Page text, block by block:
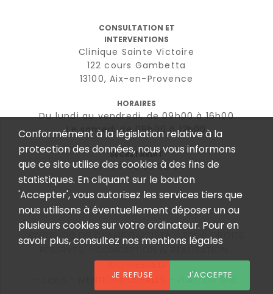
CONSULTATION ET
INTERVENTIONS
Clinique Sainte Victoire
122 cours Gambetta
13100, Aix-en-Provence
HORAIRES
Du lundi au vendredi, de 09h00 à 16h00
Le samedi de 09h00 à 12h00
SECRÉTARIAT
Tél : 04 42 96 58 84
©2018-26 DR CLAIRE BAPTISTA - TOUS DROITS
RÉSERVÉS - CONCEPTION & RÉALISATION :
ANSWEBMED
MENTIONS LÉGALES PLAN DU SITE
Conformément à la législation relative à la
protection des données, nous vous informons
que ce site utilise des cookies à des fins de
statistiques. En cliquant sur le bouton
'Accepter', vous autorisez les services tiers que
nous utilisons à éventuellement déposer un ou
plusieurs cookies sur votre ordinateur. Pour en
savoir plus, consultez nos mentions légales
JE REFUSE J'ACCEPTE